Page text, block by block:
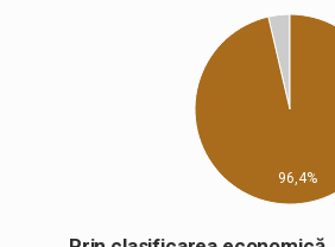
96,4%